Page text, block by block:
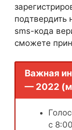
sms-кода
сможете
Важная
— 2022
с